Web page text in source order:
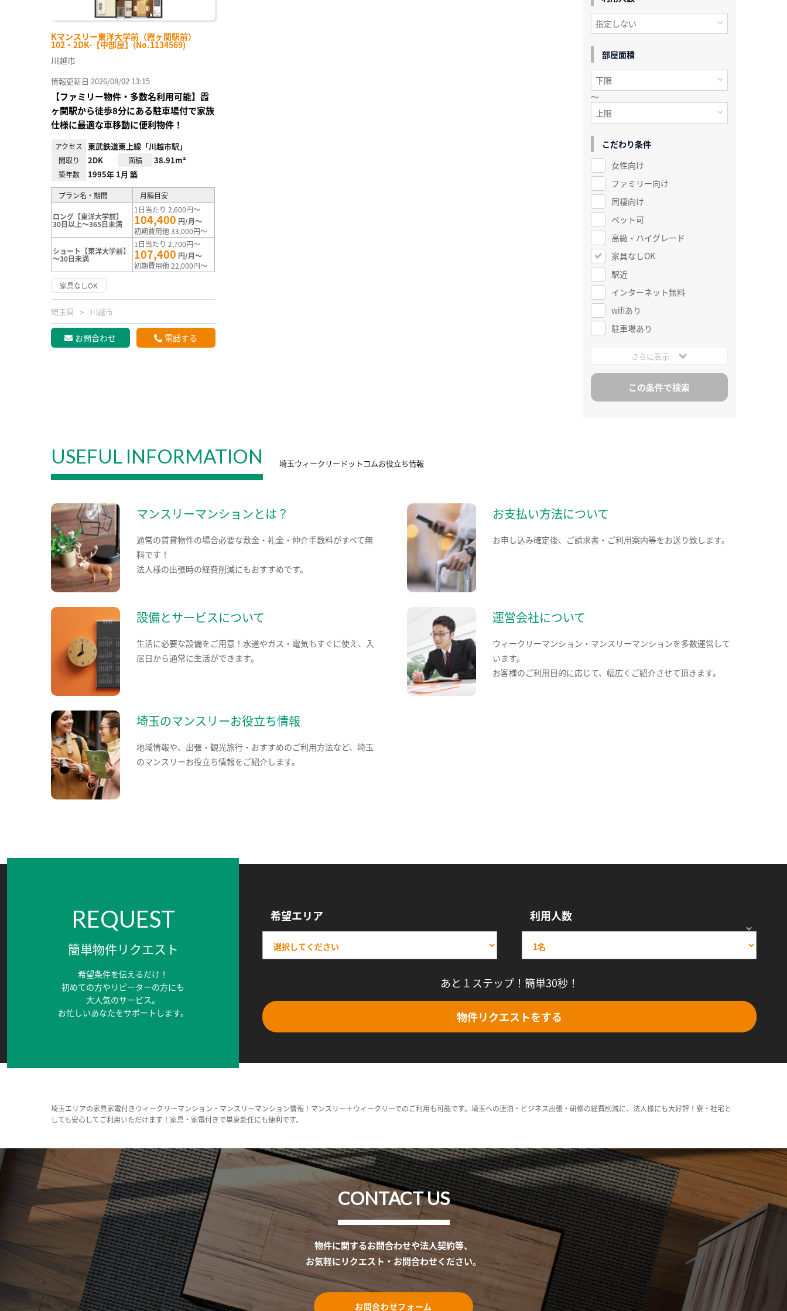
Kマンスリー東洋大学前（霞ヶ関駅前）
102・2DK-【中部屋】(No.1134569)
川越市
情報更新日 2026/08/02 13:15
【ファミリー物件・多数名利用可能】霞
ヶ関駅から徒歩8分にある駐車場付で家族
仕様に最適な車移動に便利物件！
アクセス 東武鉄道東上線「川越市駅」
間取り 2DK 面積 38.91m²
築年数 1995年 1月 築
プラン名・期間 月額目安
ロング【東洋大学前】
30日以上～365日未満
1日当たり 2,600円～
104,400 円/月～
初期費用他 33,000円～
ショート【東洋大学前】
～30日未満
1日当たり 2,700円～
107,400 円/月～
初期費用他 22,000円～
家具なしOK
埼玉県 川越市
お問合わせ 電話する
部屋面積
～
こだわり条件
女性向け
ファミリー向け
同棲向け
ペット可
高級・ハイグレード
家具なしOK
駅近
インターネット無料
wifiあり
駐車場あり
さらに表示
USEFUL INFORMATION 埼玉ウィークリードットコムお役立ち情報
マンスリーマンションとは？
通常の賃貸物件の場合必要な敷金・礼金・仲介手数料がすべて無
料です！
法人様の出張時の経費削減にもおすすめです。
お支払い方法について
お申し込み確定後、ご請求書・ご利用案内等をお送り致します。
設備とサービスについて
生活に必要な設備をご用意！水道やガス・電気もすぐに使え、入
居日から通常に生活ができます。
運営会社について
ウィークリーマンション・マンスリーマンションを多数運営して
います。
お客様のご利用目的に応じて、幅広くご紹介させて頂きます。
埼玉のマンスリーお役立ち情報
地域情報や、出張・観光旅行・おすすめのご利用方法など、埼玉
のマンスリーお役立ち情報をご紹介します。
REQUEST
簡単物件リクエスト
希望条件を伝えるだけ！
初めての方やリピーターの方にも
大人気のサービス。
お忙しいあなたをサポートします。
希望エリア 利用人数
あと１ステップ！簡単30秒！
物件リクエストをする
埼玉エリアの家具家電付きウィークリーマンション・マンスリーマンション情報！マンスリー＋ウィークリーでのご利用も可能です。埼玉への連泊・ビジネス出張・研修の経費削減に、法人様にも大好評！寮・社宅と
しても安心してご利用いただけます！家具・家電付きで単身赴任にも便利です。
CONTACT US
物件に関するお問合わせや法人契約等、
お気軽にリクエスト・お問合わせください。
お問合わせフォーム